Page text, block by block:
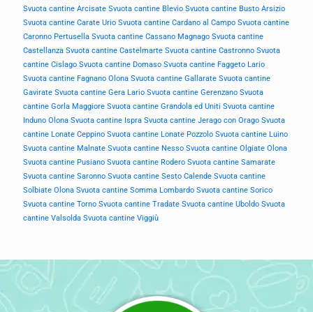
Svuota cantine Arcisate Svuota cantine Blevio Svuota cantine Busto Arsizio
Svuota cantine Carate Urio Svuota cantine Cardano al Campo Svuota cantine
Caronno Pertusella Svuota cantine Cassano Magnago Svuota cantine
Castellanza Svuota cantine Castelmarte Svuota cantine Castronno Svuota
cantine Cislago Svuota cantine Domaso Svuota cantine Faggeto Lario
Svuota cantine Fagnano Olona Svuota cantine Gallarate Svuota cantine
Gavirate Svuota cantine Gera Lario Svuota cantine Gerenzano Svuota
cantine Gorla Maggiore Svuota cantine Grandola ed Uniti Svuota cantine
Induno Olona Svuota cantine Ispra Svuota cantine Jerago con Orago Svuota
cantine Lonate Ceppino Svuota cantine Lonate Pozzolo Svuota cantine Luino
Svuota cantine Malnate Svuota cantine Nesso Svuota cantine Olgiate Olona
Svuota cantine Pusiano Svuota cantine Rodero Svuota cantine Samarate
Svuota cantine Saronno Svuota cantine Sesto Calende Svuota cantine
Solbiate Olona Svuota cantine Somma Lombardo Svuota cantine Sorico
Svuota cantine Torno Svuota cantine Tradate Svuota cantine Uboldo Svuota
cantine Valsolda Svuota cantine Viggiù